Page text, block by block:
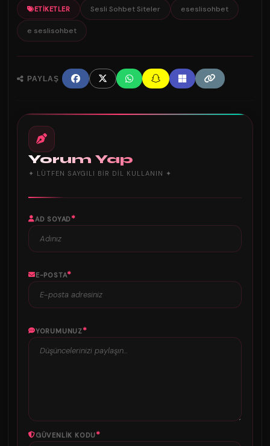
ETIKETLER Sesli Sohbet Siteler eseslisohbet
e seslisohbet
PAYLAŞ
Yorum Yap
✦ LÜTFEN SAYGILI BIR DIL KULLANIN ✦
AD SOYAD*
E-POSTA*
YORUMUNUZ*
GÜVENLIK KODU*